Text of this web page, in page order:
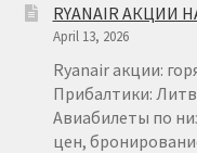
RYANAIR АКЦИИ
April 13, 2026
Ryanair акции:
Прибалтики:
Авиабилеты по
цен,